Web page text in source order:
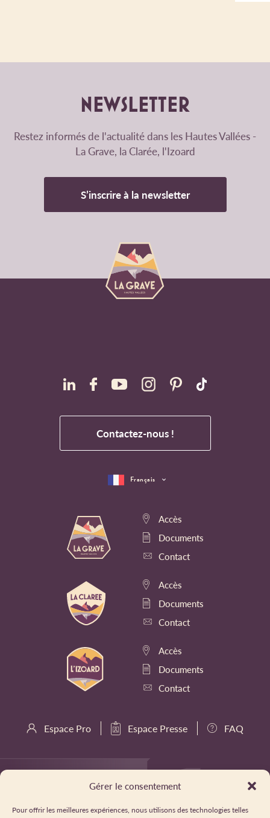
Gérer le consentement
Pour offrir les meilleures expériences, nous utilisons des technologies telles
NEWSLETTER
Restez informés de l'actualité dans les Hautes Vallées -
La Grave, la Clarée, l'Izoard
S’inscrire à la newsletter
Contactez-nous !
Accès
Documents
Contact
Accès
Documents
Contact
Accès
Documents
Contact
Espace Pro Espace Presse FAQ
Français